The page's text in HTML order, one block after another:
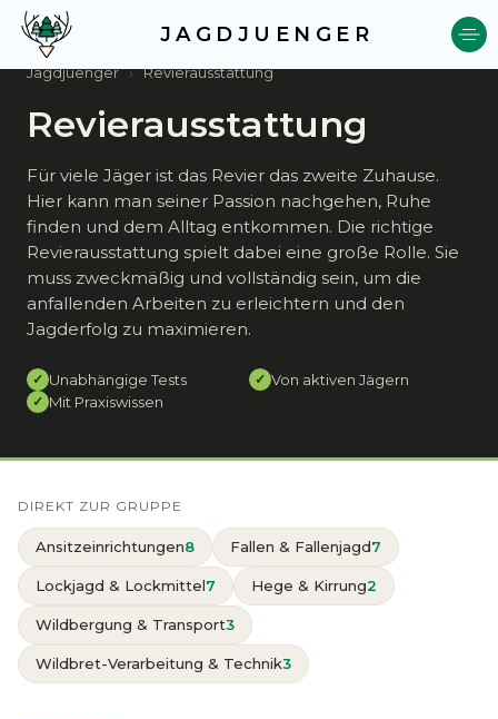
JAGDJUENGER
Jagdjuenger › Revierausstattung
Revierausstattung
Für viele Jäger ist das Revier das zweite Zuhause.
Hier kann man seiner Passion nachgehen, Ruhe
finden und dem Alltag entkommen. Die richtige
Revierausstattung spielt dabei eine große Rolle. Sie
muss zweckmäßig und vollständig sein, um die
anfallenden Arbeiten zu erleichtern und den
Jagderfolg zu maximieren.
✓ Unabhängige Tests ✓ Von aktiven Jägern
✓ Mit Praxiswissen
DIREKT ZUR GRUPPE
Ansitzeinrichtungen8 Fallen & Fallenjagd7
Lockjagd & Lockmittel7 Hege & Kirrung2
Wildbergung & Transport3
Wildbret-Verarbeitung & Technik3